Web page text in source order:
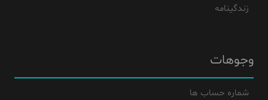
زندگینامه
وجوهات
شماره حساب ها